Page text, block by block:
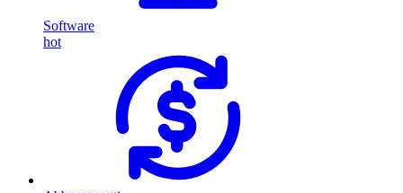
Software
hot